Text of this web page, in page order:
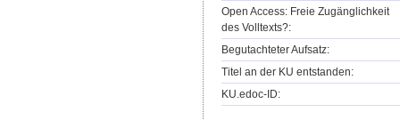
Open Access: Freie Zugänglichkeit
des Volltexts?:
Begutachteter Aufsatz:
Titel an der KU entstanden:
KU.edoc-ID: